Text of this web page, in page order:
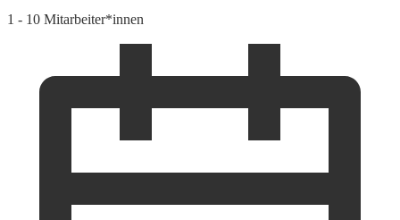
1 - 10 Mitarbeiter*innen